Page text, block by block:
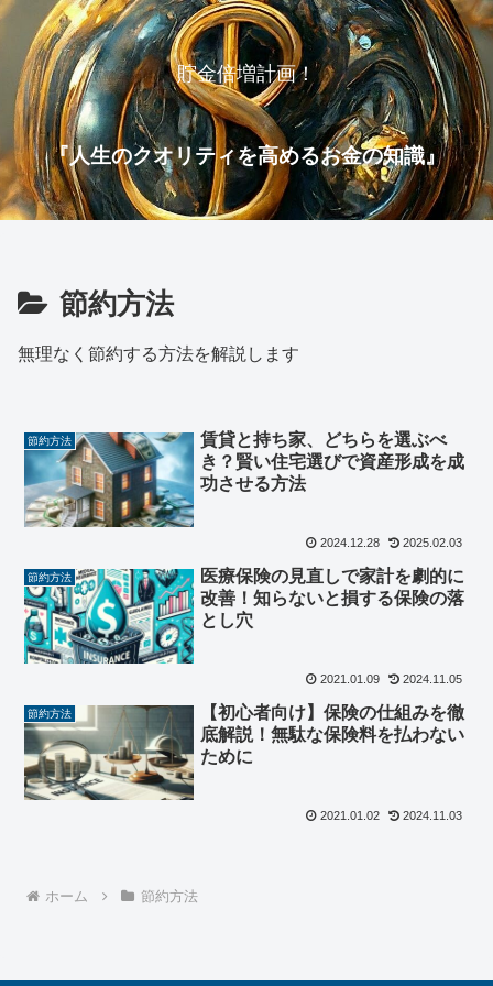
貯金倍増計画！
『人生のクオリティを高めるお金の知識』
節約方法
無理なく節約する方法を解説します
節約方法
賃貸と持ち家、どちらを選ぶべ
き？賢い住宅選びで資産形成を成
功させる方法
2024.12.28 2025.02.03
節約方法
医療保険の見直しで家計を劇的に
改善！知らないと損する保険の落
とし穴
2021.01.09 2024.11.05
節約方法
【初心者向け】保険の仕組みを徹
底解説！無駄な保険料を払わない
ために
2021.01.02 2024.11.03
ホーム 節約方法